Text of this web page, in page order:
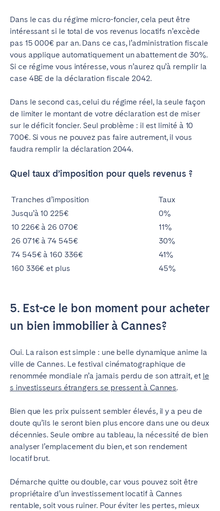
Dans le cas du régime micro-foncier, cela peut être
intéressant si le total de vos revenus locatifs n’excède
pas 15 000€ par an. Dans ce cas, l’administration fiscale
vous applique automatiquement un abattement de 30%.
Si ce régime vous intéresse, vous n’aurez qu’à remplir la
case 4BE de la déclaration fiscale 2042.
Dans le second cas, celui du régime réel, la seule façon
de limiter le montant de votre déclaration est de miser
sur le déficit foncier. Seul problème : il est limité à 10
700€. Si vous ne pouvez pas faire autrement, il vous
faudra remplir la déclaration 2044.
Quel taux d’imposition pour quels revenus ?
Tranches d’imposition
Taux
Jusqu’à 10 225€
0%
10 226€ à 26 070€
11%
26 071€ à 74 545€
30%
74 545€ à 160 336€
41%
160 336€ et plus
45%
5. Est-ce le bon moment pour acheter
un bien immobilier à Cannes?
Oui. La raison est simple : une belle dynamique anime la
ville de Cannes. Le festival cinématographique de
renommée mondiale n’a jamais perdu de son attrait, et le
s investisseurs étrangers se pressent à Cannes.
Bien que les prix puissent sembler élevés, il y a peu de
doute qu’ils le seront bien plus encore dans une ou deux
décennies. Seule ombre au tableau, la nécessité de bien
analyser l’emplacement du bien, et son rendement
locatif brut.
Démarche quitte ou double, car vous pouvez soit être
propriétaire d’un investissement locatif à Cannes
rentable, soit vous ruiner. Pour éviter les pertes, mieux